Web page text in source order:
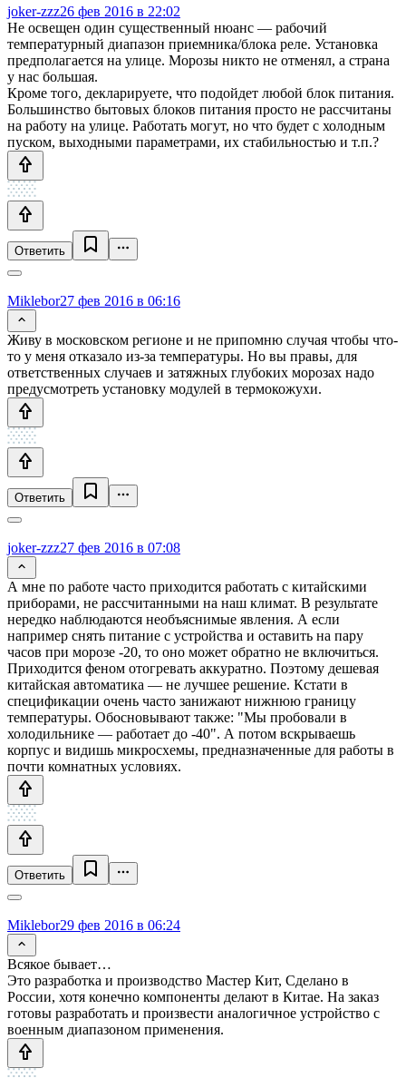
joker-zzz26 фев 2016 в 22:02
Не освещен один существенный нюанс — рабочий
температурный диапазон приемника/блока реле. Установка
предполагается на улице. Морозы никто не отменял, а страна
у нас большая.
Кроме того, декларируете, что подойдет любой блок питания.
Большинство бытовых блоков питания просто не рассчитаны
на работу на улице. Работать могут, но что будет с холодным
пуском, выходными параметрами, их стабильностью и т.п.?
Ответить
Miklebor27 фев 2016 в 06:16
Живу в московском регионе и не припомню случая чтобы что-
то у меня отказало из-за температуры. Но вы правы, для
ответственных случаев и затяжных глубоких морозах надо
предусмотреть установку модулей в термокожухи.
Ответить
joker-zzz27 фев 2016 в 07:08
А мне по работе часто приходится работать с китайскими
приборами, не рассчитанными на наш климат. В результате
нередко наблюдаются необъяснимые явления. А если
например снять питание с устройства и оставить на пару
часов при морозе -20, то оно может обратно не включиться.
Приходится феном отогревать аккуратно. Поэтому дешевая
китайская автоматика — не лучшее решение. Кстати в
спецификации очень часто занижают нижнюю границу
температуры. Обосновывают также: "Мы пробовали в
холодильнике — работает до -40". А потом вскрываешь
корпус и видишь микросхемы, предназначенные для работы в
почти комнатных условиях.
Ответить
Miklebor29 фев 2016 в 06:24
Всякое бывает…
Это разработка и производство Мастер Кит, Сделано в
России, хотя конечно компоненты делают в Китае. На заказ
готовы разработать и произвести аналогичное устройство с
военным диапазоном применения.